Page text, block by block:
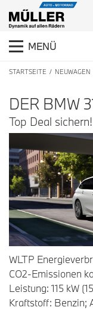
MENÜ
STARTSEITE NEUWAGEN
DER BMW
Top Deal sichern!
WLTP
CO2-Emissionen
Leistung: 115 kW
Kraftstoff: Benzin;